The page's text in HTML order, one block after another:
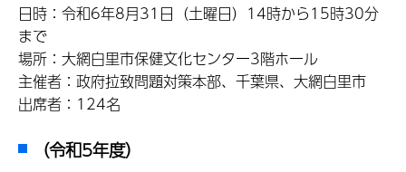
日時：令和6年8月31日（土曜日）14時から15時30分
まで
場所：大網白里市保健文化センター3階ホール
主催者：政府拉致問題対策本部、千葉県、大網白里市
出席者：124名
（令和5年度）